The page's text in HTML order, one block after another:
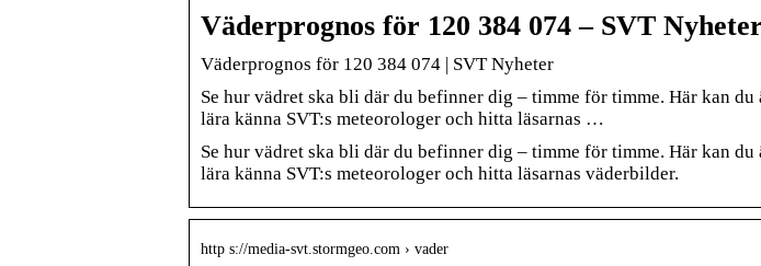
Väderprognos för 120 384 074 – SVT Nyheter
Väderprognos för 120 384 074 | SVT Nyheter
Se hur vädret ska bli där du befinner dig – timme för timme. Här kan du
lära känna SVT:s meteorologer och hitta läsarnas …
Se hur vädret ska bli där du befinner dig – timme för timme. Här kan du
lära känna SVT:s meteorologer och hitta läsarnas väderbilder.
http s://media-svt.stormgeo.com › vader